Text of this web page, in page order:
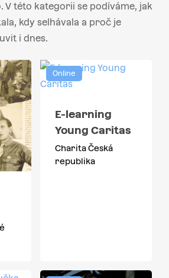
V této kategorii se podíváme, jak
kdy selhávala a proč je
i dnes.
Online
E-learning
Young Caritas
Charita Česká
republika